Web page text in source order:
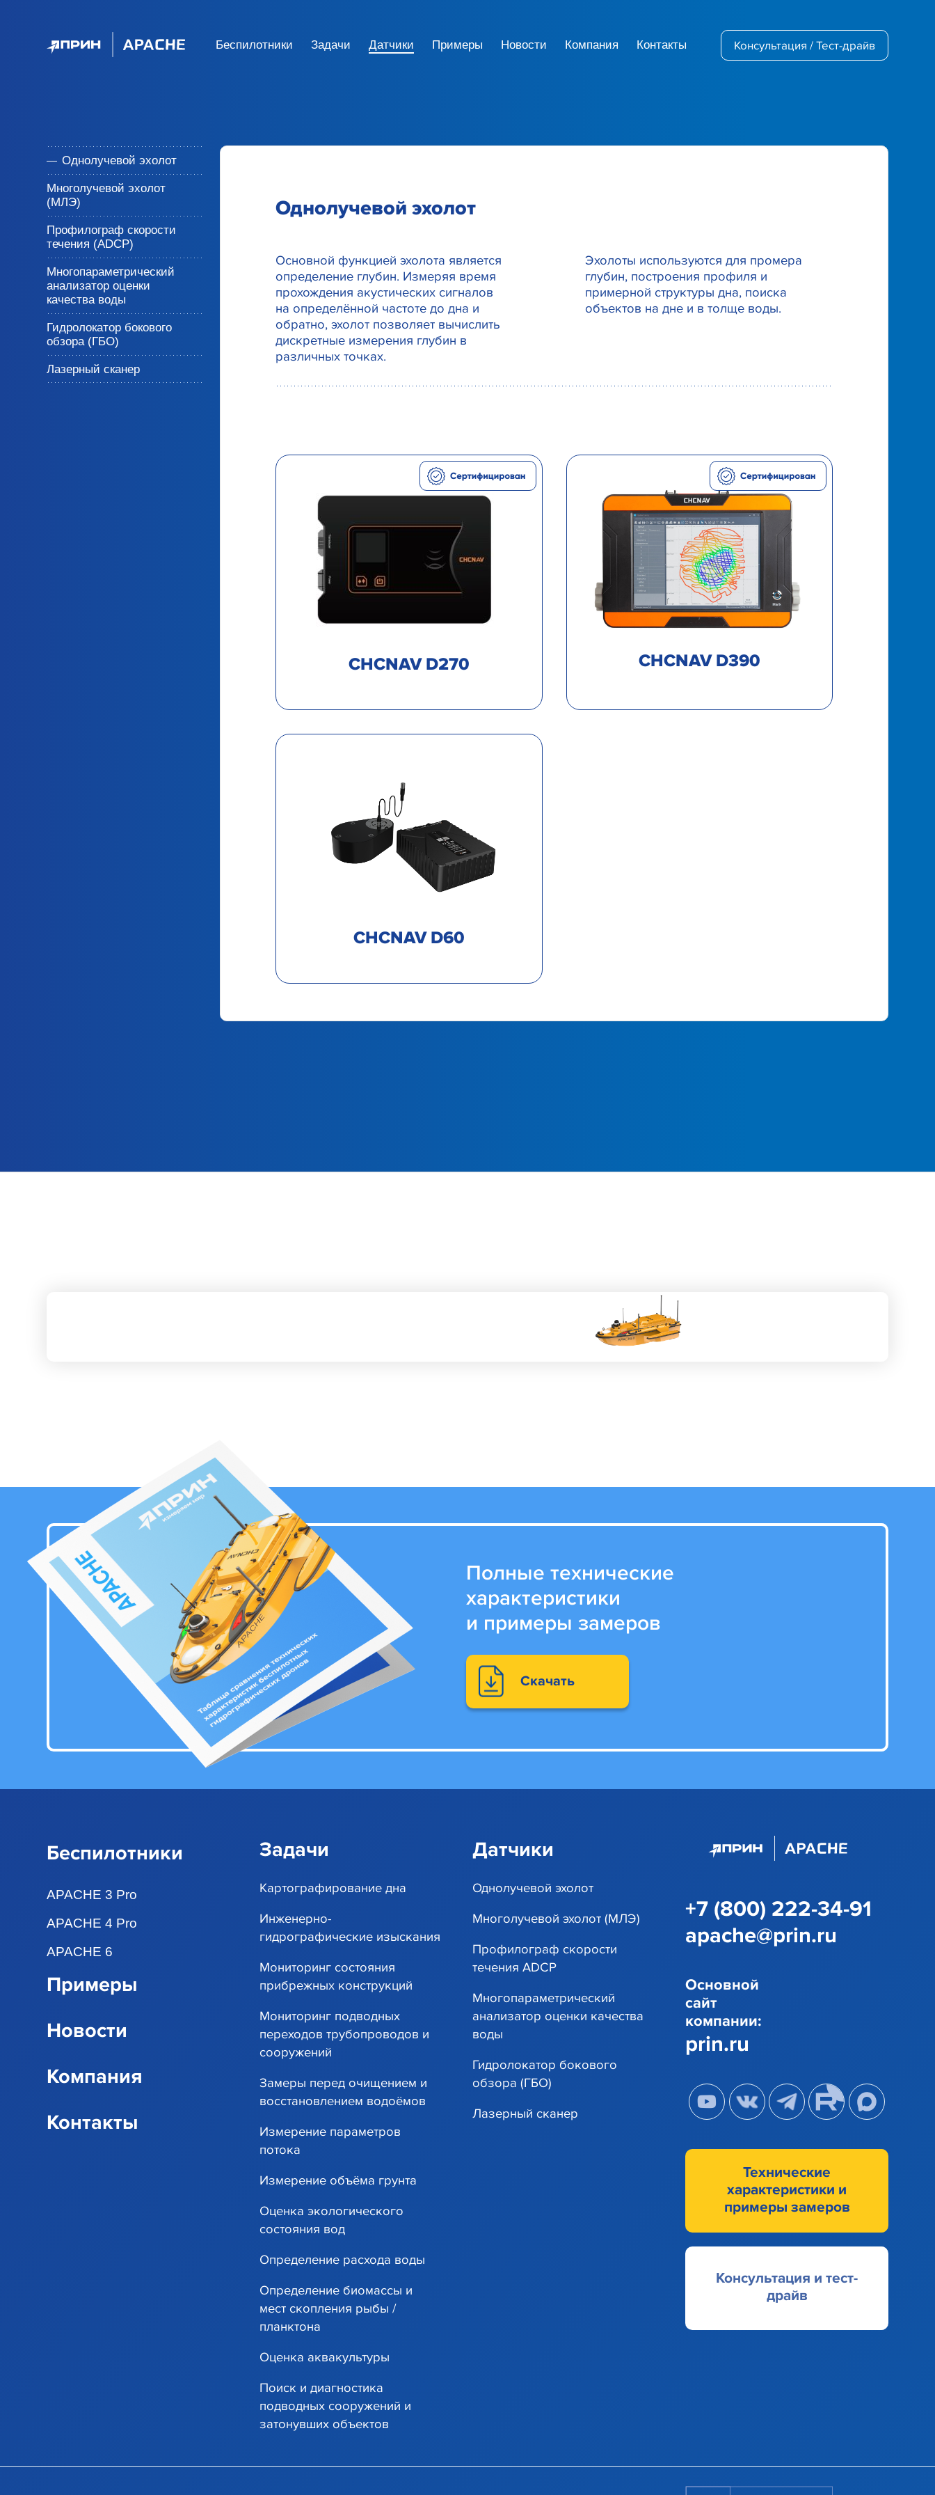
Беспилотники Задачи Датчики Примеры Новости Компания Контакты Консультация / Тест-драйв
Однолучевой эхолот
Многолучевой эхолот
(МЛЭ)
Профилограф скорости
течения (ADCP)
Многопараметрический
анализатор оценки
качества воды
Гидролокатор бокового
обзора (ГБО)
Лазерный сканер
Однолучевой эхолот
Основной функцией эхолота является
определение глубин. Измеряя время
прохождения акустических сигналов
на определённой частоте до дна и
обратно, эхолот позволяет вычислить
дискретные измерения глубин в
различных точках.
Эхолоты используются для промера
глубин, построения профиля и
примерной структуры дна, поиска
объектов на дне и в толще воды.
CHCNAV D270 CHCNAV D390
CHCNAV D60
Полные технические
характеристики
и примеры замеров
Скачать
Беспилотники
APACHE 3 Pro
APACHE 4 Pro
APACHE 6
Примеры
Новости
Компания
Контакты
Задачи
Картографирование дна
Инженерно-
гидрографические изыскания
Мониторинг состояния
прибрежных конструкций
Мониторинг подводных
переходов трубопроводов и
сооружений
Замеры перед очищением и
восстановлением водоёмов
Измерение параметров
потока
Измерение объёма грунта
Оценка экологического
состояния вод
Определение расхода воды
Определение биомассы и
мест скопления рыбы /
планктона
Оценка аквакультуры
Поиск и диагностика
подводных сооружений и
затонувших объектов
Датчики
Однолучевой эхолот
Многолучевой эхолот (МЛЭ)
Профилограф скорости
течения ADCP
Многопараметрический
анализатор оценки качества
воды
Гидролокатор бокового
обзора (ГБО)
Лазерный сканер
+7 (800) 222-34-91
apache@prin.ru
Основной
сайт
компании:
prin.ru
Технические
характеристики и
примеры замеров
Консультация и тест-
драйв